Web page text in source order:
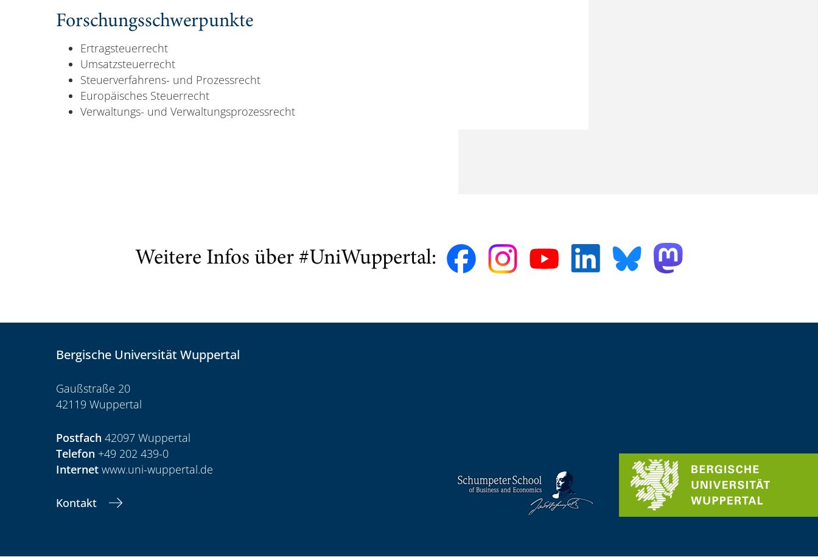
Forschungsschwerpunkte
Ertragsteuerrecht
Umsatzsteuerrecht
Steuerverfahrens- und Prozessrecht
Europäisches Steuerrecht
Verwaltungs- und Verwaltungsprozessrecht
Weitere Infos über #UniWuppertal:
Bergische Universität Wuppertal
Gaußstraße 20
42119 Wuppertal
Postfach 42097 Wuppertal
Telefon +49 202 439-0
Internet www.uni-wuppertal.de
Kontakt